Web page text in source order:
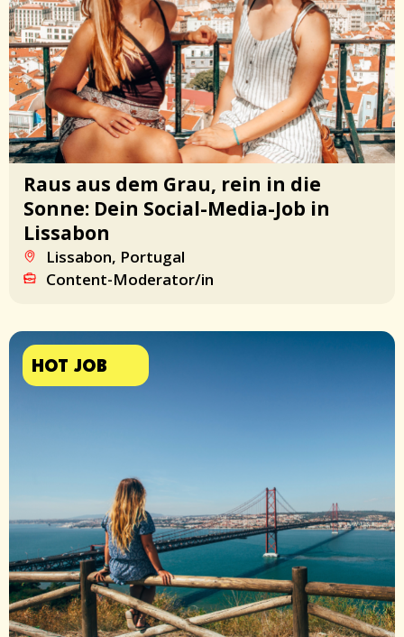
Raus aus dem Grau, rein in die
Sonne: Dein Social-Media-Job in
Lissabon
Lissabon, Portugal
Content-Moderator/in
HOT JOB